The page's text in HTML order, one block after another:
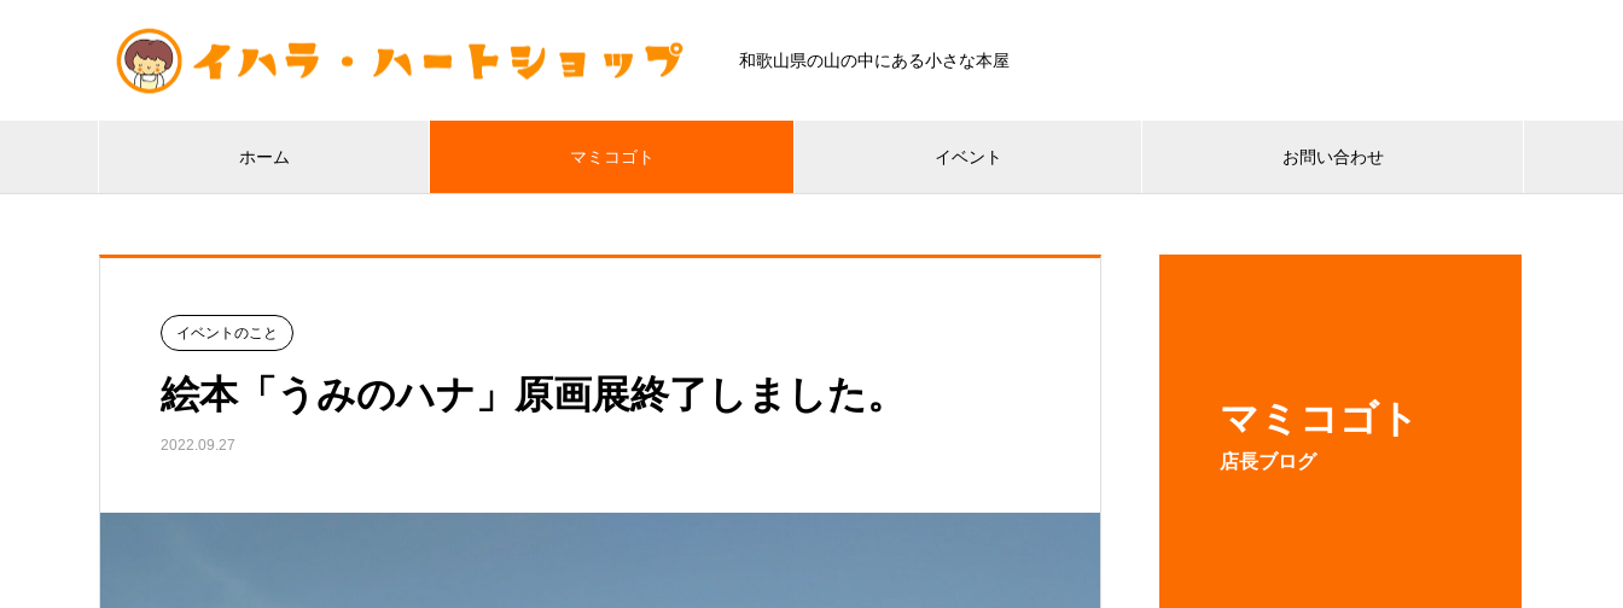
和歌山県の山の中にある小さな本屋
ホーム マミコゴト イベント お問い合わせ
マミコゴト
店長ブログ
イベントのこと
絵本「うみのハナ」原画展終了しました。
2022.09.27